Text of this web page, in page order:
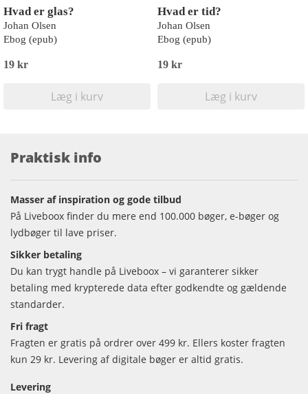
Hvad er glas?
Johan Olsen
Ebog (epub)
19 kr
Læg i kurv
Hvad er tid?
Johan Olsen
Ebog (epub)
19 kr
Læg i kurv
Praktisk info
Masser af inspiration og gode tilbud
På Liveboox finder du mere end 100.000 bøger, e-bøger og
lydbøger til lave priser.
Sikker betaling
Du kan trygt handle på Liveboox – vi garanterer sikker
betaling med krypterede data efter godkendte og gældende
standarder.
Fri fragt
Fragten er gratis på ordrer over 499 kr. Ellers koster fragten
kun 29 kr. Levering af digitale bøger er altid gratis.
Levering